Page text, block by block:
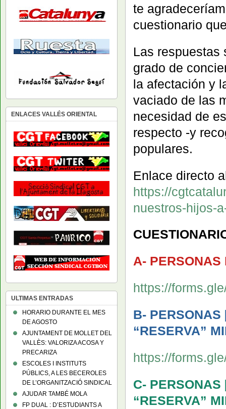
te
cuestionario
Las respuestas
grado de
la afectación y
vaciado de las
necesidad de
respecto -y
populares.
Enlace directo
https://
nuestros-hijos-
A- PERSONAS
https://
B- PERSONAS
“RESERVA”
https://
C-
“RESERVA”
ENLACES VALLÉS ORIENTAL
ULTIMAS ENTRADAS
HORARIO DURANTE EL MES
DE AGOSTO
AJUNTAMENT DE MOLLET DEL
VALLÈS: VALORIZA ACOSA Y
PRECARIZA
ESCOLES I INSTITUTS
PÚBLICS, A LES BECEROLES
DE L’ORGANITZACIÓ SINDICAL
AJUDAR TAMBÉ MOLA
FP DUAL : D’ESTUDIANTS A